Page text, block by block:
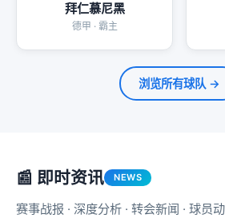
拜仁慕尼黑
德甲 · 霸主
浏览所有球队 →
📰 即时资讯 NEWS
赛事战报 · 深度分析 · 转会新闻 · 球员